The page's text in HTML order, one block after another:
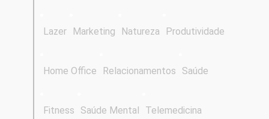
Lazer Marketing Natureza Produtividade
Home Office Relacionamentos Saúde
Fitness Saúde Mental Telemedicina